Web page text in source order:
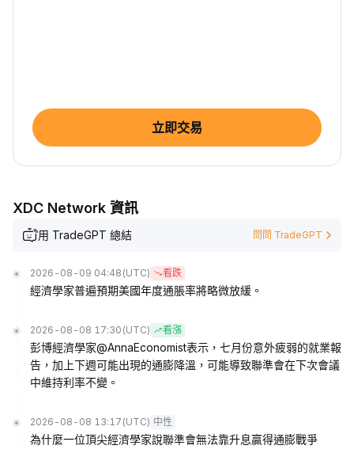
立即交易
XDC Network 資訊
用 TradeGPT 總結 問問 TradeGPT
2026-08-09 04:48 (UTC) 看跌
經濟學家普遍預期美國年度通脹率將略微放緩。
2026-08-08 17:30 (UTC) 看漲
彭博經濟學家@AnnaEconomist表示，七月份意外疲弱的就業報
告，加上下週可能出現的通膨降溫，可能導致聯準會在下次會議
中維持利率不變。
2026-08-08 13:17 (UTC) 中性
為什麼一位頂尖經濟學家說聯準會無法靠升息贏得通膨戰爭